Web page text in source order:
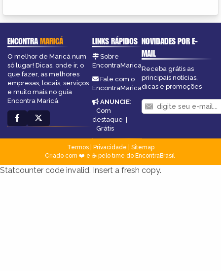
ENCONTRAMARICÁ
O melhor de Maricá num
só lugar! Dicas, onde ir, o
que fazer, as melhores
empresas, locais, serviços
e muito mais no guia
Encontra Maricá.
LINKS RÁPIDOS
Sobre
EncontraMarica
Fale com o
EncontraMarica
ANUNCIE:
Com
destaque
Grátis
NOVIDADES POR E-
MAIL
Receba grátis as
principais notícias,
dicas e promoções
Termos| Privacidade
Sitemap
Criado com ❤️ e ☕ pelo time do EncontraBrasil
Statcounter code invalid. Insert a fresh copy.